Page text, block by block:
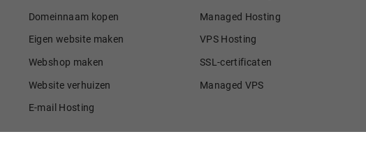
Domeinnaam kopen
Eigen website maken
Webshop maken
Website verhuizen
E-mail Hosting
Managed Hosting
VPS Hosting
SSL-certificaten
Managed VPS